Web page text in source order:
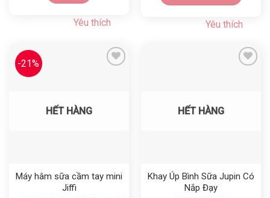
Yêu thích Yêu thích
-21%
HẾT HÀNG
Máy hâm sữa cầm tay mini
Jiffi
HẾT HÀNG
Khay Úp Bình Sữa Jupin Có
Nắp Đạy